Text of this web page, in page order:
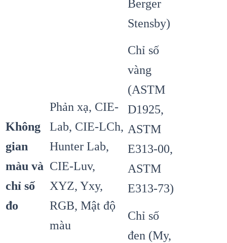
Không
gian
màu và
chỉ số
đo
Phản xạ, CIE-
Lab, CIE-LCh,
Hunter Lab,
CIE-Luv,
XYZ, Yxy,
RGB, Mật độ
màu
Berger
Stensby)
Chỉ số
vàng
(ASTM
D1925,
ASTM
E313-00,
ASTM
E313-73)
Chỉ số
đen (My,